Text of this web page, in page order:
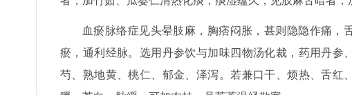
血瘀脉络症见头晕肢麻，胸痞闷胀，甚则隐隐作痛
瘀，通利经脉。选用丹参饮与加味四物汤化裁，药用丹
芍、熟地黄、桃仁、郁金、泽泻。若兼口干、烦热、舌